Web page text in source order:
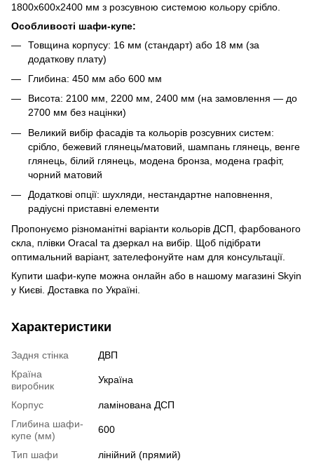
1800х600х2400 мм з розсувною системою кольору срібло.
Особливості шафи-купе:
Товщина корпусу: 16 мм (стандарт) або 18 мм (за
додаткову плату)
Глибина: 450 мм або 600 мм
Висота: 2100 мм, 2200 мм, 2400 мм (на замовлення — до
2700 мм без націнки)
Великий вибір фасадів та кольорів розсувних систем:
срібло, бежевий глянець/матовий, шампань глянець, венге
глянець, білий глянець, модена бронза, модена графіт,
чорний матовий
Додаткові опції: шухляди, нестандартне наповнення,
радіусні приставні елементи
Пропонуємо різноманітні варіанти кольорів ДСП, фарбованого
скла, плівки Oracal та дзеркал на вибір. Щоб підібрати
оптимальний варіант, зателефонуйте нам для консультації.
Купити шафи-купе можна онлайн або в нашому магазині Skyin
у Києві. Доставка по Україні.
Характеристики
Задня стінка
ДВП
Країна
виробник
Україна
Корпус
ламінована ДСП
Глибина шафи-
купе (мм)
600
Тип шафи
лінійний (прямий)